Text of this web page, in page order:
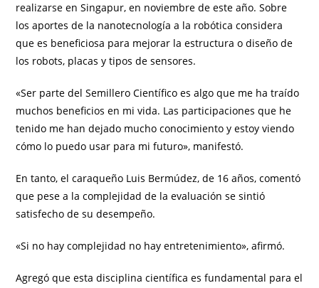
realizarse en Singapur, en noviembre de este año. Sobre
los aportes de la nanotecnología a la robótica considera
que es beneficiosa para mejorar la estructura o diseño de
los robots, placas y tipos de sensores.
«Ser parte del Semillero Científico es algo que me ha traído
muchos beneficios en mi vida. Las participaciones que he
tenido me han dejado mucho conocimiento y estoy viendo
cómo lo puedo usar para mi futuro», manifestó.
En tanto, el caraqueño Luis Bermúdez, de 16 años, comentó
que pese a la complejidad de la evaluación se sintió
satisfecho de su desempeño.
«Si no hay complejidad no hay entretenimiento», afirmó.
Agregó que esta disciplina científica es fundamental para el